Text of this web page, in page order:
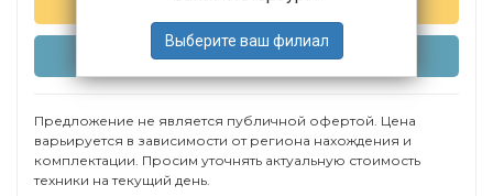
РАССЧИТАТЬ ЛИЗИНГ
Предложение не является публичной офертой. Цена
варьируется в зависимости от региона нахождения и
комплектации. Просим уточнять актуальную стоимость
техники на текущий день.